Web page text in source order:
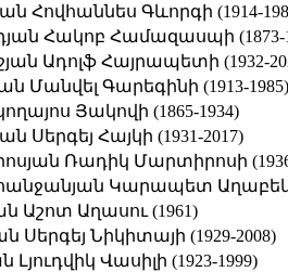
Հովհաննես Գևորգի (1914-
Հակոբ Համազասպի (1873-
Ադոլֆ Հայրապետի (1932-
Մանվել Գարեգինի (1913-1985)
Յակովի (1865-1934)
Սերգեյ Հայկի (1931-2017)
Ռադիկ Մարտիրոսի
Կարապետ Աղաբեկի
Աշոտ Աղասու (1961)
Սերգեյ Նիկիտայի (1929-2008)
Լյուդվիկ Վասիլի (1923-1999)